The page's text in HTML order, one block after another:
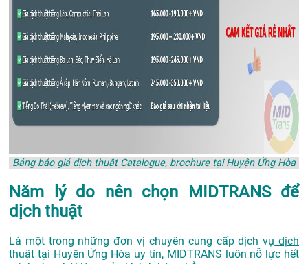
Bảng báo giá dịch thuật Catalogue, brochure tại Huyện Ứng Hòa
Năm lý do nên chọn MIDTRANS để
dịch thuật
Là một trong những đơn vị chuyên cung cấp dịch vụ dịch
thuật tại Huyện Ứng Hòa uy tín, MIDTRANS luôn nỗ lực hết